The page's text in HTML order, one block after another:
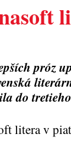
próz
do
litera v